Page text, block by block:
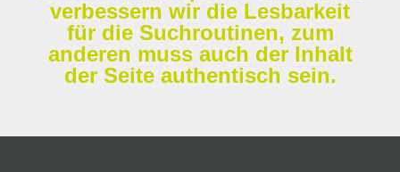
verbessern wir die Lesbarkeit
für die Suchroutinen, zum
anderen muss auch der Inhalt
der Seite authentisch sein.